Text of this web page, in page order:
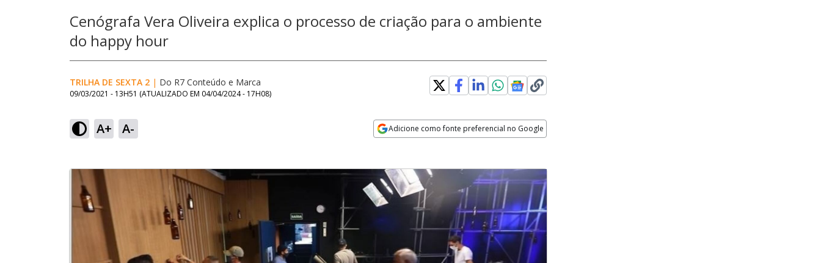
Cenógrafa Vera Oliveira explica o processo de criação para o ambiente
do happy hour
TRILHA DE SEXTA 2 | Do R7 Conteúdo e Marca
09/03/2021 - 13H51 (ATUALIZADO EM 04/04/2024 - 17H08)
A+ A- Adicione como fonte preferencial no Google